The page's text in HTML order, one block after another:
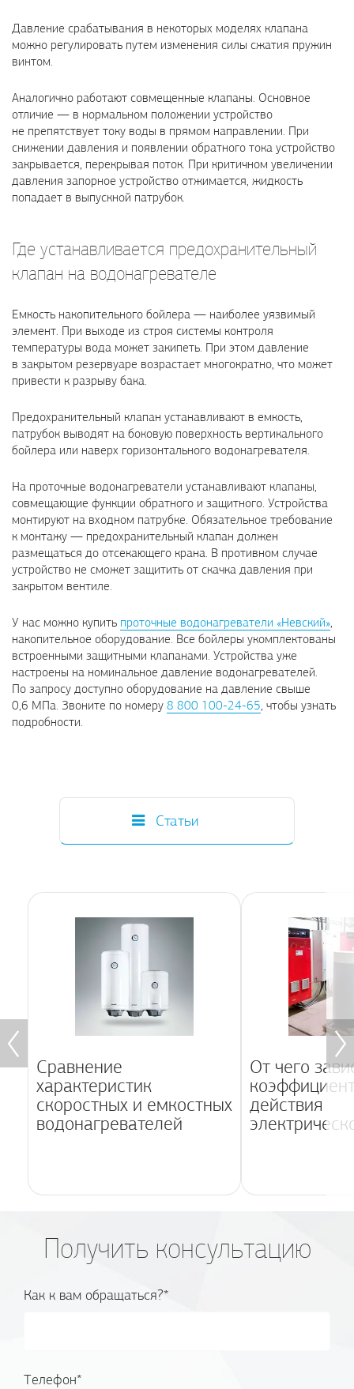
Давление срабатывания в некоторых моделях клапана
можно регулировать путем изменения силы сжатия пружин
винтом.
Аналогично работают совмещенные клапаны. Основное
отличие — в нормальном положении устройство
не препятствует току воды в прямом направлении. При
снижении давления и появлении обратного тока устройство
закрывается, перекрывая поток. При критичном увеличении
давления запорное устройство отжимается, жидкость
попадает в выпускной патрубок.
Где устанавливается предохранительный
клапан на водонагревателе
Емкость накопительного бойлера — наиболее уязвимый
элемент. При выходе из строя системы контроля
температуры вода может закипеть. При этом давление
в закрытом резервуаре возрастает многократно, что может
привести к разрыву бака.
Предохранительный клапан устанавливают в емкость,
патрубок выводят на боковую поверхность вертикального
бойлера или наверх горизонтального водонагревателя.
На проточные водонагреватели устанавливают клапаны,
совмещающие функции обратного и защитного. Устройства
монтируют на входном патрубке. Обязательное требование
к монтажу — предохранительный клапан должен
размещаться до отсекающего крана. В противном случае
устройство не сможет защитить от скачка давления при
закрытом вентиле.
У нас можно купить проточные водонагреватели «Невский»
накопительное оборудование. Все бойлеры укомплектованы
встроенными защитными клапанами. Устройства уже
настроены на номинальное давление водонагревателей.
По запросу доступно оборудование на давление свыше
0,6 МПа. Звоните по номеру 8 800 100-24-65 , чтобы узнать
подробности.
Статьи
Сравнение
характеристик
скоростных и емкостных
водонагревателей
От чего
действия
Получить консультацию
Как к вам обращаться?*
Телефон*